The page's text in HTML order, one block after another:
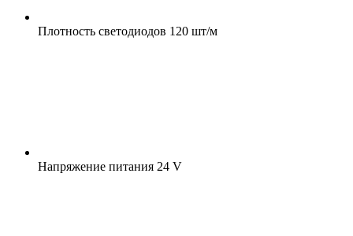
Плотность светодиодов 120 шт/м
Напряжение питания 24 V